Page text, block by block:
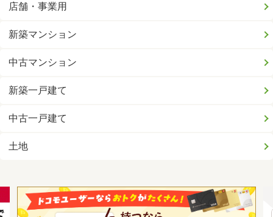
店舗・事業用
新築マンション
中古マンション
新築一戸建て
中古一戸建て
土地